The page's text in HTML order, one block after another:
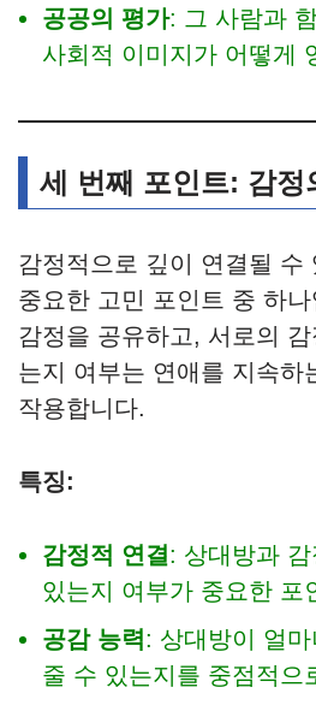
공공의 평가: 그 사람과
사회적 이미지가 어떻게
세 번째 포인트: 감정
감정적으로 깊이 연결될 수
중요한 고민 포인트 중 하
감정을 공유하고, 서로의
는지 여부는 연애를 지속하
작용합니다.
특징:
감정적 연결: 상대방과
있는지 여부가 중요한 포
공감 능력: 상대방이 얼
줄 수 있는지를 중점적으